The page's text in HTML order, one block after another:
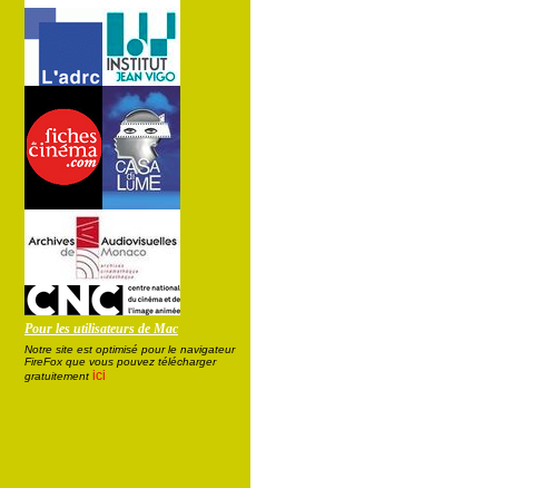
Pour les utilisateurs de Mac
Notre site est optimisé pour le navigateur
FireFox que vous pouvez télécharger
gratuitement ici